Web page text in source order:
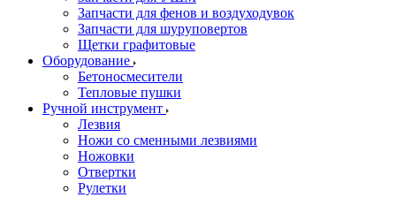
Запчасти для фенов и воздуходувок
Запчасти для шуруповертов
Щетки графитовые
Оборудование
Бетоносмесители
Тепловые пушки
Ручной инструмент
Лезвия
Ножи со сменными лезвиями
Ножовки
Отвертки
Рулетки